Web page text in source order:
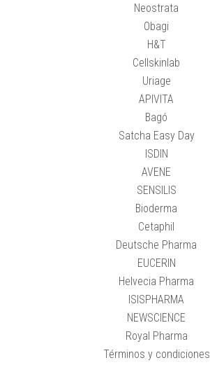
Neostrata
Obagi
H&T
Cellskinlab
Uriage
APIVITA
Bagó
Satcha Easy Day
ISDIN
AVENE
SENSILIS
Bioderma
Cetaphil
Deutsche Pharma
EUCERIN
Helvecia Pharma
ISISPHARMA
NEWSCIENCE
Royal Pharma
Términos y condiciones